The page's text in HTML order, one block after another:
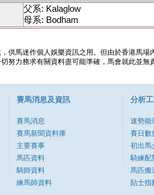
父系: Kalaglow
母系: Bodham
供馬迷作個人娛樂資訊之用。但由於香港馬
努力務求有關資料盡可能準確，馬會就此並
賽馬消息及資訊
賽馬消息
賽馬新聞資料庫
主要賽事
馬匹資料
騎師資料
練馬師資料
分析
速勢能
賽日數
初出馬
騎練配
馬匹搬
貼士指